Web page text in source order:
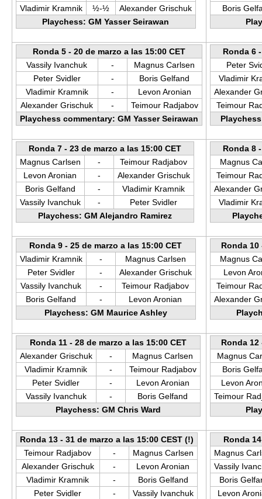
Vladimir Kramnik
½-½
Alexander Grischuk
Playchess: GM Yasser Seirawan
Boris
Ronda 5 - 20 de marzo a las 15:00 CET
Vassily Ivanchuk
-
Magnus Carlsen
Peter Svidler
-
Boris Gelfand
Vladimir Kramnik
-
Levon Aronian
Alexander Grischuk
-
Teimour Radjabov
Playchess commentary: GM Yasser Seirawan
Ronda 6
Peter
Vladimir
Alexander
Teimour
Ronda 7 - 23 de marzo a las 15:00 CET
Magnus Carlsen
-
Teimour Radjabov
Levon Aronian
-
Alexander Grischuk
Boris Gelfand
-
Vladimir Kramnik
Vassily Ivanchuk
-
Peter Svidler
Playchess: GM Alejandro Ramirez
Ronda 8
Magnus
Teimour
Alexander
Vladimir
Ronda 9 - 25 de marzo a las 15:00 CET
Vladimir Kramnik
-
Magnus Carlsen
Peter Svidler
-
Alexander Grischuk
Vassily Ivanchuk
-
Teimour Radjabov
Boris Gelfand
-
Levon Aronian
Playchess: GM Maurice Ashley
Ronda 10
Magnus
Levon
Teimour
Alexander
Ronda 11 - 28 de marzo a las 15:00 CET
Alexander Grischuk
-
Magnus Carlsen
Vladimir Kramnik
-
Teimour Radjabov
Peter Svidler
-
Levon Aronian
Vassily Ivanchuk
-
Boris Gelfand
Playchess: GM Chris Ward
Ronda 12
Magnus
Boris
Levon
Teimour
Ronda 13 - 31 de marzo a las 15:00 CEST (!)
Teimour Radjabov
-
Magnus Carlsen
Alexander Grischuk
-
Levon Aronian
Vladimir Kramnik
-
Boris Gelfand
Peter Svidler
-
Vassily Ivanchuk
Ronda
Magnus
Vassily
Boris
Levon